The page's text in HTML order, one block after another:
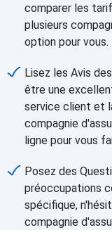
comparer les
plusieurs
option pour vous.
Lisez les Avis
être une
service client et
compagnie
ligne pour vous
Posez des
préoccupations
spécifique,
compagnie